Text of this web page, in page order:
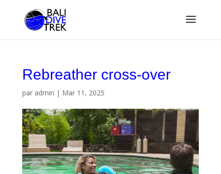
Rebreather cross-over
par admin | Mar 11, 2025